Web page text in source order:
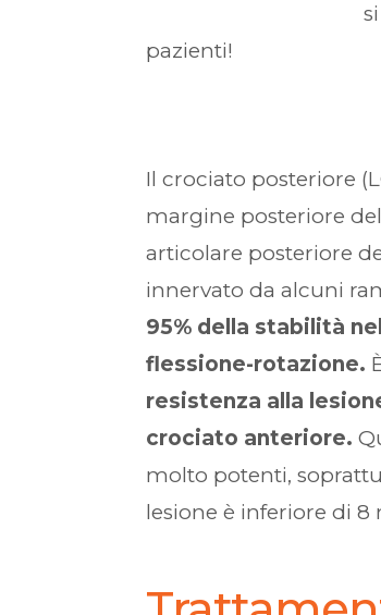
pazienti!
Il crociato posteriore
margine posteriore
articolare posteriore
innervato da alcuni
95% della stabilità
flessione-rotazione.
resistenza alla
crociato anteriore.
molto potenti,
lesione è inferiore di